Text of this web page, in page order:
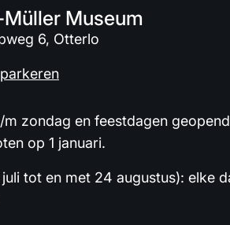
Museum
6, Otterlo
m zondag en feestdagen
op 1 januari.
tot en met 24 augustus): elke